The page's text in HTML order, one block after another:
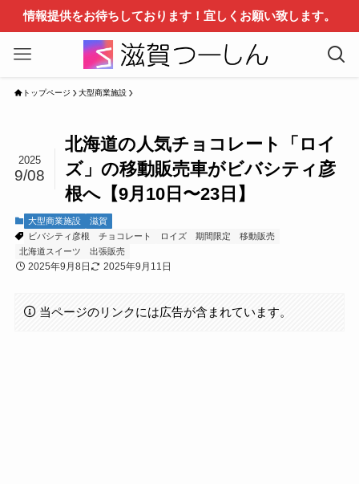
情報提供をお待ちしております！宜しくお願い致します。
トップページ 大型商業施設
北海道の人気チョコレート「ロイ
ズ」の移動販売車がビバシティ彦
根へ【9月10日〜23日】
2025
9/08
大型商業施設
滋賀
ビバシティ彦根
チョコレート ロイズ 期間限定
移動販売
北海道スイーツ
出張販売
2025年9月8日 2025年9月11日
当ページのリンクには広告が含まれています。